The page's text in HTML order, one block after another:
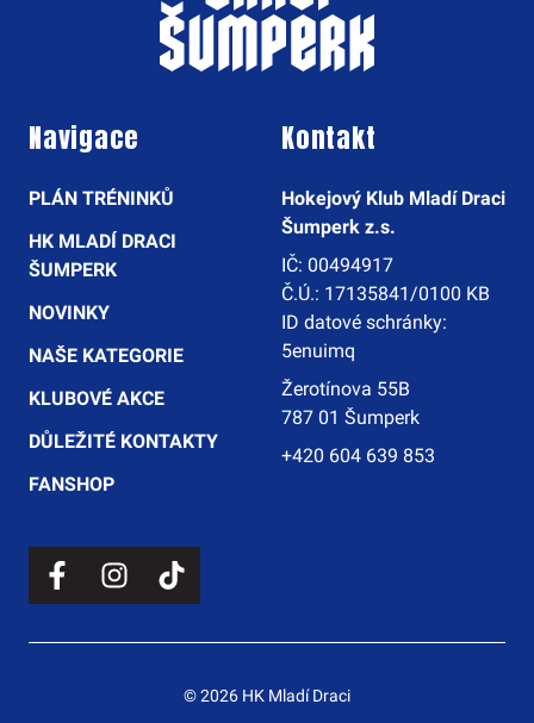
Navigace
PLÁN TRÉNINKŮ
HK MLADÍ DRACI
ŠUMPERK
NOVINKY
NAŠE KATEGORIE
KLUBOVÉ AKCE
DŮLEŽITÉ KONTAKTY
FANSHOP
Kontakt
Hokejový Klub Mladí Draci
Šumperk z.s.
IČ: 00494917
Č.Ú.: 17135841/0100 KB
ID datové schránky:
5enuimq
Žerotínova 55B
787 01 Šumperk
+420 604 639 853
© 2026 HK Mladí Draci